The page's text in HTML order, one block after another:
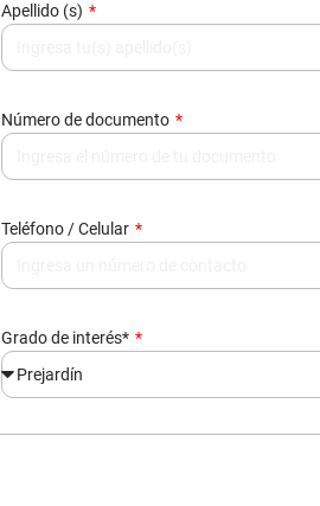
Apellido (s)
Número de documento
Teléfono / Celular
Grado de interés*